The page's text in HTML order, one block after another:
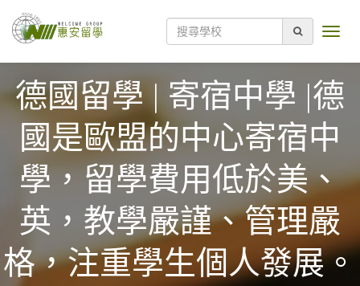
德國留學 | 寄宿中學 |德
國是歐盟的中心寄宿中
學，留學費用低於美、
英，教學嚴謹、管理嚴
格，注重學生個人發展。